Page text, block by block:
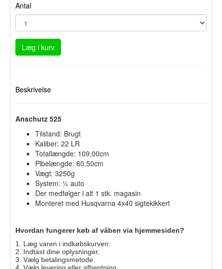
Antal
Læg i kurv
Beskrivelse
Anschutz 525
Tilstand: Brugt
Kaliber: 22 LR
Totallængde: 109,00cm
Pibelængde: 60,50cm
Vægt: 3250g
System: ½ auto
Der medfølger i alt 1 stk. magasin
Monteret med Husqvarna 4x40 sigtekikkert
Hvordan fungerer køb af våben via hjemmesiden?
1. Læg varen i indkøbskurven.
2. Indtast dine oplysninger.
3. Vælg betalingsmetode.